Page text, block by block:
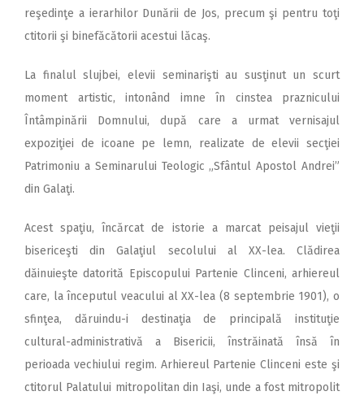
reşedinţe a ierarhilor Dunării de Jos, precum şi pentru toţi
ctitorii şi binefăcătorii acestui lăcaş.
La finalul slujbei, elevii seminarişti au susţinut un scurt
moment artistic, intonând imne în cinstea praznicului
Întâmpinării Domnului, după care a urmat vernisajul
expoziţiei de icoane pe lemn, realizate de elevii secţiei
Patrimoniu a Seminarului Teologic „Sfântul Apostol Andrei”
din Galaţi.
Acest spaţiu, încărcat de istorie a marcat peisajul vieţii
bisericeşti din Galaţiul secolului al XX-lea. Clădirea
dăinuieşte datorită Episcopului Partenie Clinceni, arhiereul
care, la începutul veacului al XX-lea (8 septembrie 1901), o
sfinţea, dăruindu-i destinaţia de principală instituţie
cultural-administrativă a Bisericii, înstrăinată însă în
perioada vechiului regim. Arhiereul Partenie Clinceni este şi
ctitorul Palatului mitropolitan din Iaşi, unde a fost mitropolit